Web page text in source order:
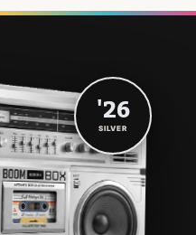
'26
SILVER